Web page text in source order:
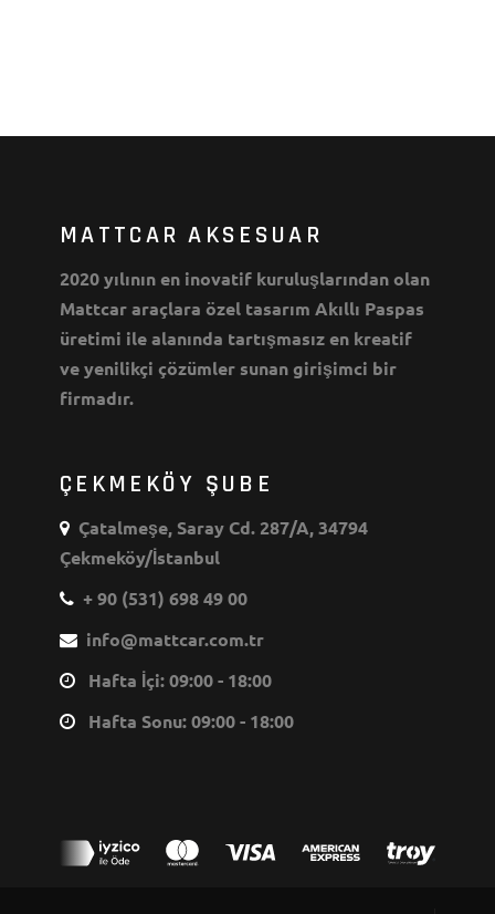
MATTCAR AKSESUAR
2020 yılının en inovatif kuruluşlarından olan
Mattcar araçlara özel tasarım Akıllı Paspas
üretimi ile alanında tartışmasız en kreatif
ve yenilikçi çözümler sunan girişimci bir
firmadır.
ÇEKMEKÖY ŞUBE
Çatalmeşe, Saray Cd. 287/A, 34794
Çekmeköy/İstanbul
+ 90 (531) 698 49 00
info@mattcar.com.tr
Hafta İçi: 09:00 - 18:00
Hafta Sonu: 09:00 - 18:00